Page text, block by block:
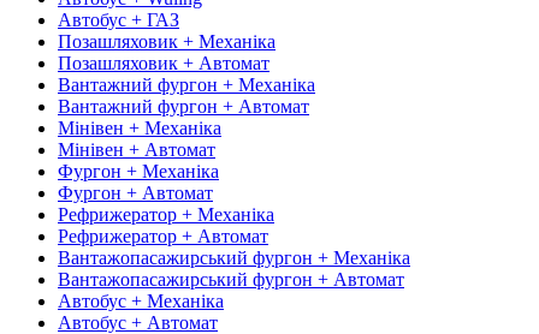
Автобус + ГАЗ
Позашляховик + Механіка
Позашляховик + Автомат
Вантажний фургон + Механіка
Вантажний фургон + Автомат
Мінівен + Механіка
Мінівен + Автомат
Фургон + Механіка
Фургон + Автомат
Рефрижератор + Механіка
Рефрижератор + Автомат
Вантажопасажирський фургон + Механіка
Вантажопасажирський фургон + Автомат
Автобус + Механіка
Автобус + Автомат